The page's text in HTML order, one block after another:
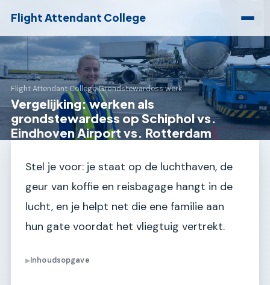
Flight Attendant College
Flight Attendant College›Grondstewardess werk
Vergelijking: werken als
grondstewardess op Schiphol vs.
Eindhoven Airport vs. Rotterdam
Stel je voor: je staat op de luchthaven, de
geur van koffie en reisbagage hangt in de
lucht, en je helpt net die ene familie aan
hun gate voordat het vliegtuig vertrekt.
▶Inhoudsopgave